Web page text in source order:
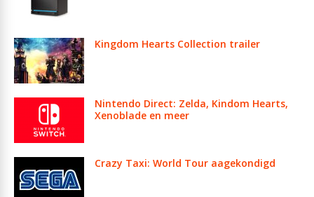
Kingdom Hearts Collection trailer
Nintendo Direct: Zelda, Kindom Hearts,
Xenoblade en meer
Crazy Taxi: World Tour aagekondigd